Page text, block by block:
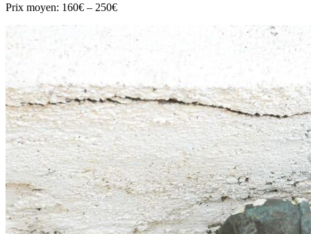
Prix moyen: 160€ – 250€